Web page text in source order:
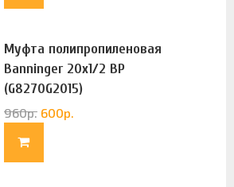
Муфта полипропиленовая
Banninger 20х1/2 ВР
(G8270G2015)
960р. 600р.